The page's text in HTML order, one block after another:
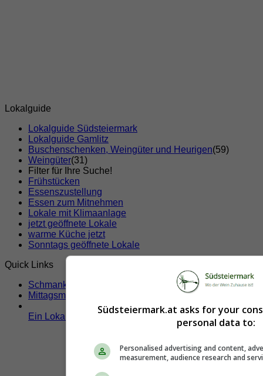
Lokalguide
Lokalguide Südsteiermark
Lokalguide Gamlitz
Buschenschenken, Weingüter und Heurigen(59)
Weingüter(31)
Filter für Ihre Suche!
Frühstücken
Essenszustellung
Essen zum Mitnehmen
Lokale mit Klimaanlage
jetzt geöffnete Lokale
warme Küche jetzt
Sonntags geöffnete Lokale
Quick Links
Schmankerltage
Mittagsmenü
Ein Lokal hier eintragen!
Südsteiermark.at asks for your
personal data to:
Personalised advertising and content,
measurement, audience research and